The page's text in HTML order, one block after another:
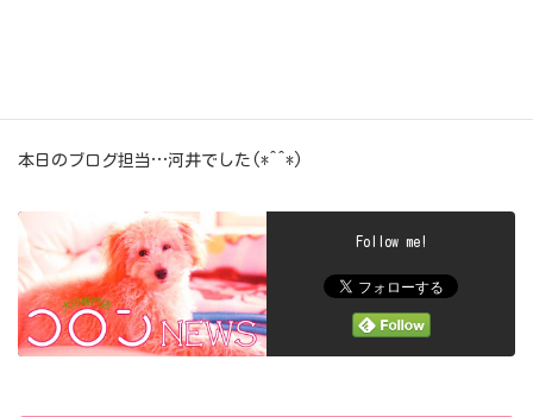
本日のブログ担当…河井でした(*^^*)
Follow me!